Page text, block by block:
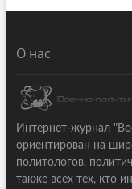
О нас
Интернет-журнал
ориентирован на
политологов,
также всех тех, кто